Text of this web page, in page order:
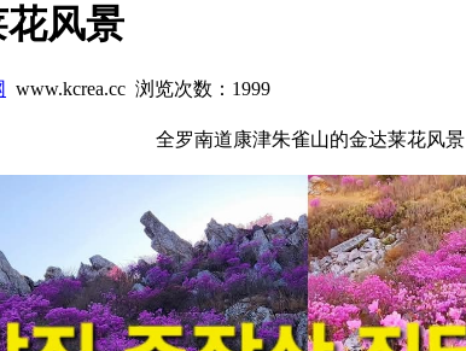
风景
www.kcrea.cc 浏览次数： 1999
全罗南道康津朱雀山的金达莱花风景